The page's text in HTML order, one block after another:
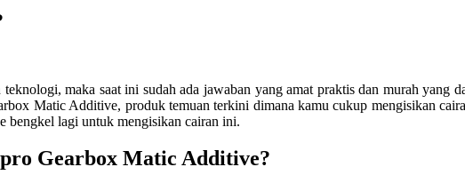
maka saat ini sudah ada jawaban yang amat praktis dan murah yang
Matic Additive, produk temuan terkini dimana kamu cukup mengisikan
bengkel lagi untuk mengisikan cairan ini.
Gearbox Matic Additive?